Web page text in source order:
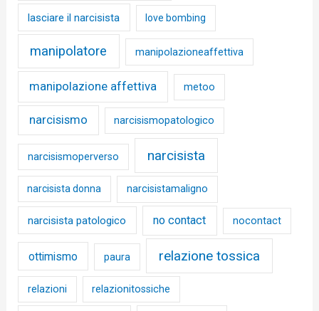
lasciare il narcisista love bombing
manipolatore manipolazioneaffettiva
manipolazione affettiva metoo
narcisismo narcisismopatologico
narcisismoperverso narcisista
narcisista donna narcisistamaligno
narcisista patologico no contact nocontact
ottimismo paura relazione tossica
relazioni relazionitossiche